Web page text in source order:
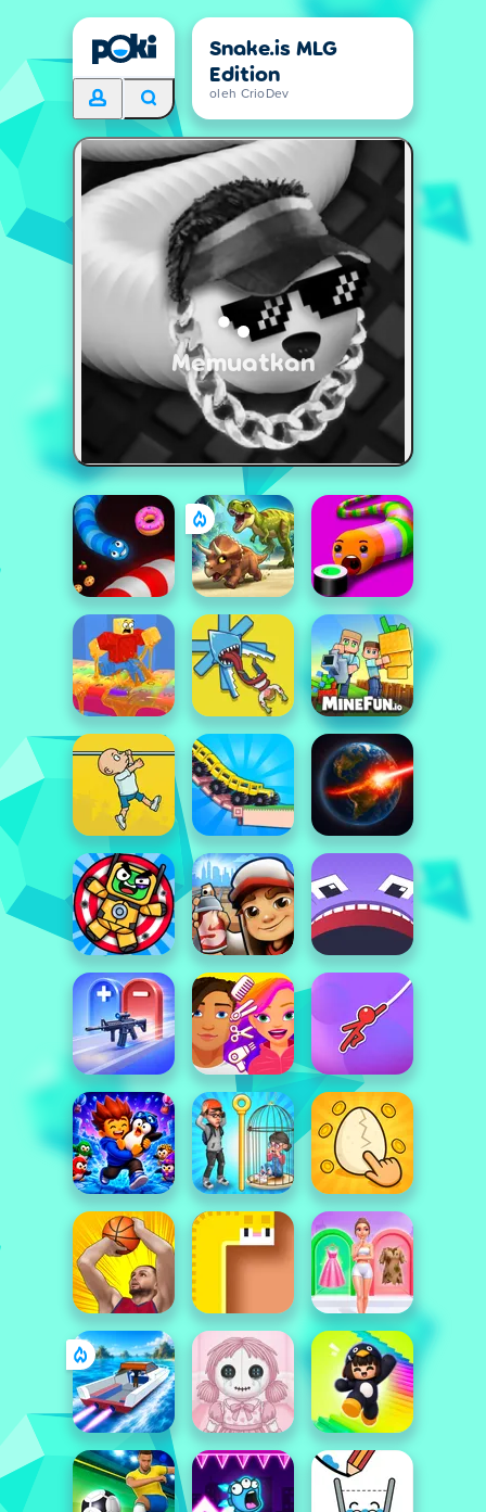
Snake.is MLG
Edition
oleh CrioDev
Memuatkan